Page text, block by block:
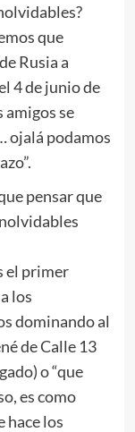
que
Rusia a
4 de junio de
amigos se
ojalá podamos
pensar que
el primer
los
dominando al
de Calle 13
o “que
es como
hace los